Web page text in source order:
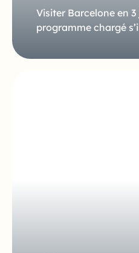
Visiter Barcelone en 3
programme chargé